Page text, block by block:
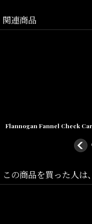
胸の同色刺繍とサイド
Skinny(着丈
Fat(着丈:78.5cm,
関連商品
この商品を買った人